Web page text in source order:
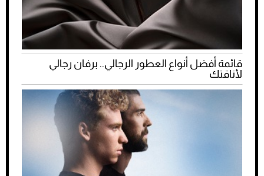
قائمة أفضل أنواع العطور الرجالي.. برفان رجالي
لأناقتك